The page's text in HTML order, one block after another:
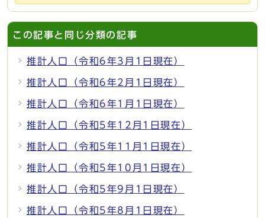
この記事と同じ分類の記事
推計人口（令和6年3月1日現在）
推計人口（令和6年2月1日現在）
推計人口（令和6年1月1日現在）
推計人口（令和5年12月1日現在）
推計人口（令和5年11月1日現在）
推計人口（令和5年10月1日現在）
推計人口（令和5年9月1日現在）
推計人口（令和5年8月1日現在）